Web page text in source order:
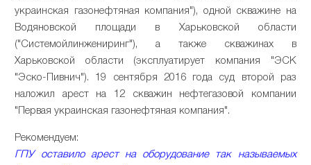
украинская газонефтяная компания"), одной скважине на
Водяновской площади в Харьковской области
("Системойлинжениринг"), а также скважинах в
Харьковской области (эксплуатирует компания "ЭСК
"Эско-Пивнич"). 19 сентября 2016 года суд второй раз
наложил арест на 12 скважин нефтегазовой компании
"Первая украинская газонефтяная компания".
Рекомендуем:
ГПУ оставило арест на оборудование так называемых